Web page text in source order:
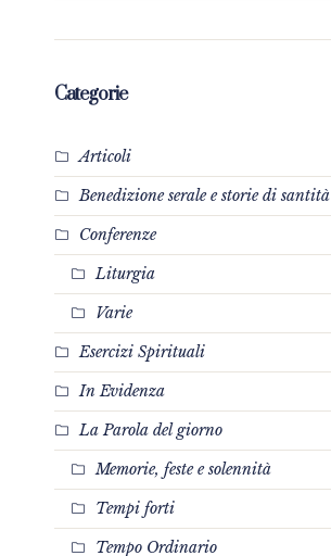
Categorie
Articoli
Benedizione serale e storie di santità
Conferenze
Liturgia
Varie
Esercizi Spirituali
In Evidenza
La Parola del giorno
Memorie, feste e solennità
Tempi forti
Tempo Ordinario